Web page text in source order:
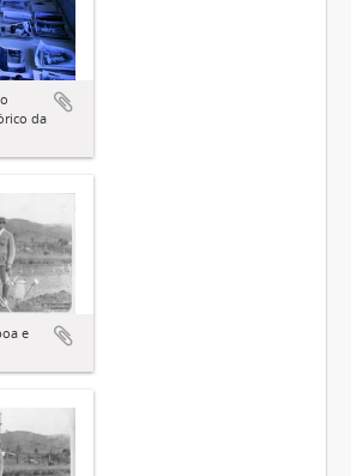
da
e